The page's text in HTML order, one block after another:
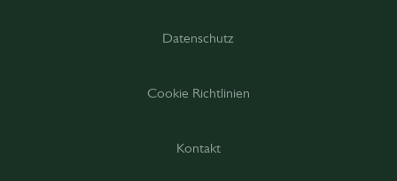
Datenschutz
Cookie Richtlinien
Kontakt